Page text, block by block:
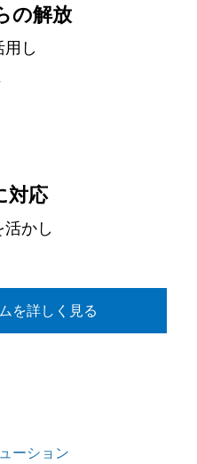
の解放
し
対応
かし
を詳しく見る
ーション